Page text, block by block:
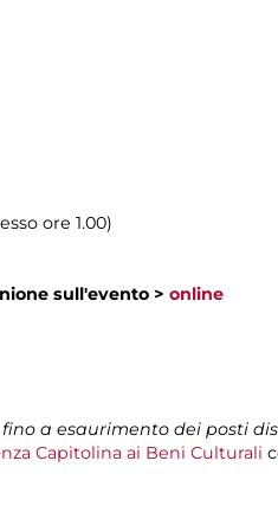
ore 1.00)
sull'evento > online
a esaurimento dei posti
Capitolina ai Beni Culturali